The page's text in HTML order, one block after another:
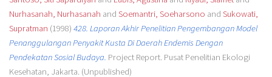
Nurhasanah, Nurhasanah and Soemantri, Soeharsono and Sukowati,
Supratman (1998) 428. Laporan Akhir Penelitian Pengembangan Model
Penanggulangan Penyakit Kusta Di Daerah Endemis Dengan
Pendekatan Sosial Budaya. Project Report. Pusat Penelitian Ekologi
Kesehatan, Jakarta. (Unpublished)